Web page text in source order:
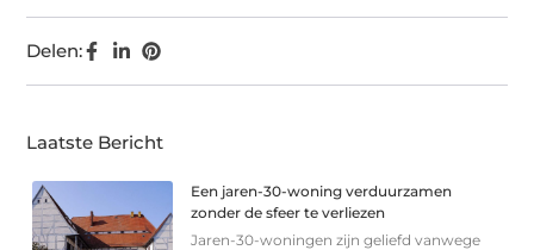
Delen:
Laatste Bericht
Een jaren-30-woning verduurzamen
zonder de sfeer te verliezen
Jaren-30-woningen zijn geliefd vanwege